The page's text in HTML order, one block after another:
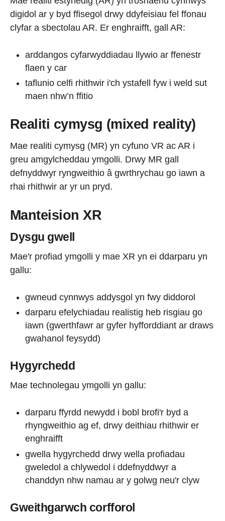
digidol ar y byd ffisegol drwy ddyfeisiau fel ffonau
clyfar a sbectolau AR. Er enghraifft, gall AR:
arddangos cyfarwyddiadau llywio ar ffenestr
flaen y car
taflunio celfi rhithwir i'ch ystafell fyw i weld sut
maen nhw’n ffitio
Realiti cymysg (mixed reality)
Mae realiti cymysg (MR) yn cyfuno VR ac AR i
greu amgylcheddau ymgolli. Drwy MR gall
defnyddwyr ryngweithio â gwrthrychau go iawn a
rhai rhithwir ar yr un pryd.
Manteision XR
Dysgu gwell
Mae'r profiad ymgolli y mae XR yn ei ddarparu yn
gallu:
gwneud cynnwys addysgol yn fwy diddorol
darparu efelychiadau realistig heb risgiau go
iawn (gwerthfawr ar gyfer hyfforddiant ar draws
gwahanol feysydd)
Hygyrchedd
Mae technolegau ymgolli yn gallu:
darparu ffyrdd newydd i bobl brofi'r byd a
rhyngweithio ag ef, drwy deithiau rhithwir er
enghraifft
gwella hygyrchedd drwy wella profiadau
gweledol a chlywedol i ddefnyddwyr a
chanddyn nhw namau ar y golwg neu'r clyw
Gweithgarwch corfforol